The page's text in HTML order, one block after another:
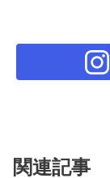
関連記事